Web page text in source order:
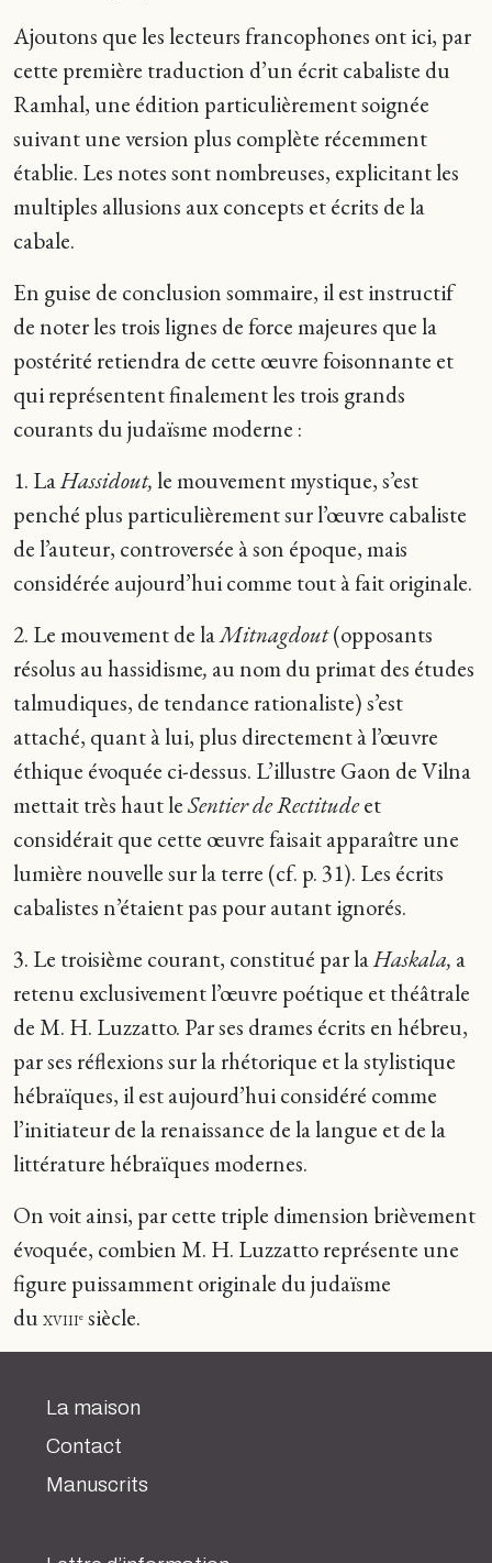
Ajoutons que les lecteurs francophones ont ici, par
cette première traduction d’un écrit cabaliste du
Ramhal, une édition particulièrement soignée
suivant une version plus complète récemment
établie. Les notes sont nombreuses, explicitant les
multiples allusions aux concepts et écrits de la
cabale.
En guise de conclusion sommaire, il est instructif
de noter les trois lignes de force majeures que la
postérité retiendra de cette œuvre foisonnante et
qui représentent finalement les trois grands
courants du judaïsme moderne :
1. LaHassidout,le mouvement mystique, s’est
penché plus particulièrement sur l’œuvre cabaliste
de l’auteur, controversée à son époque, mais
considérée aujourd’hui comme tout à fait originale.
2. Le mouvement de laMitnagdout(opposants
résolus au hassidisme, au nom du primat des études
talmudiques, de tendance rationaliste) s’est
attaché, quant à lui, plus directement à l’œuvre
éthique évoquée ci-dessus. L’illustre Gaon de Vilna
mettait très haut leSentier de Rectitudeet
considérait que cette œuvre faisait apparaître une
lumière nouvelle sur la terre (cf. p. 31). Les écrits
cabalistes n’étaient pas pour autant ignorés.
3. Le troisième courant, constitué par laHaskala, a
retenu exclusivement l’œuvre poétique et théâtrale
de M. H. Luzzatto. Par ses drames écrits en hébreu,
par ses réflexions sur la rhétorique et la stylistique
hébraïques, il est aujourd’hui considéré comme
l’initiateur de la renaissance de la langue et de la
littérature hébraïques modernes.
On voit ainsi, par cette triple dimension brièvement
évoquée, combien M. H. Luzzatto représente une
figure puissamment originale du judaïsme
du XVIIIe siècle.
La maison
Contact
Manuscrits